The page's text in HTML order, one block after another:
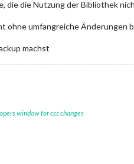
die die Nutzung der Bibliothek
ohne umfangreiche Änderungen
machst
window for css changes